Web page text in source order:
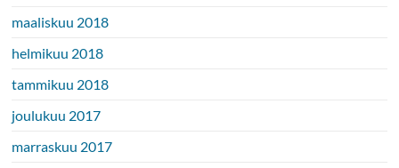
maaliskuu 2018
helmikuu 2018
tammikuu 2018
joulukuu 2017
marraskuu 2017